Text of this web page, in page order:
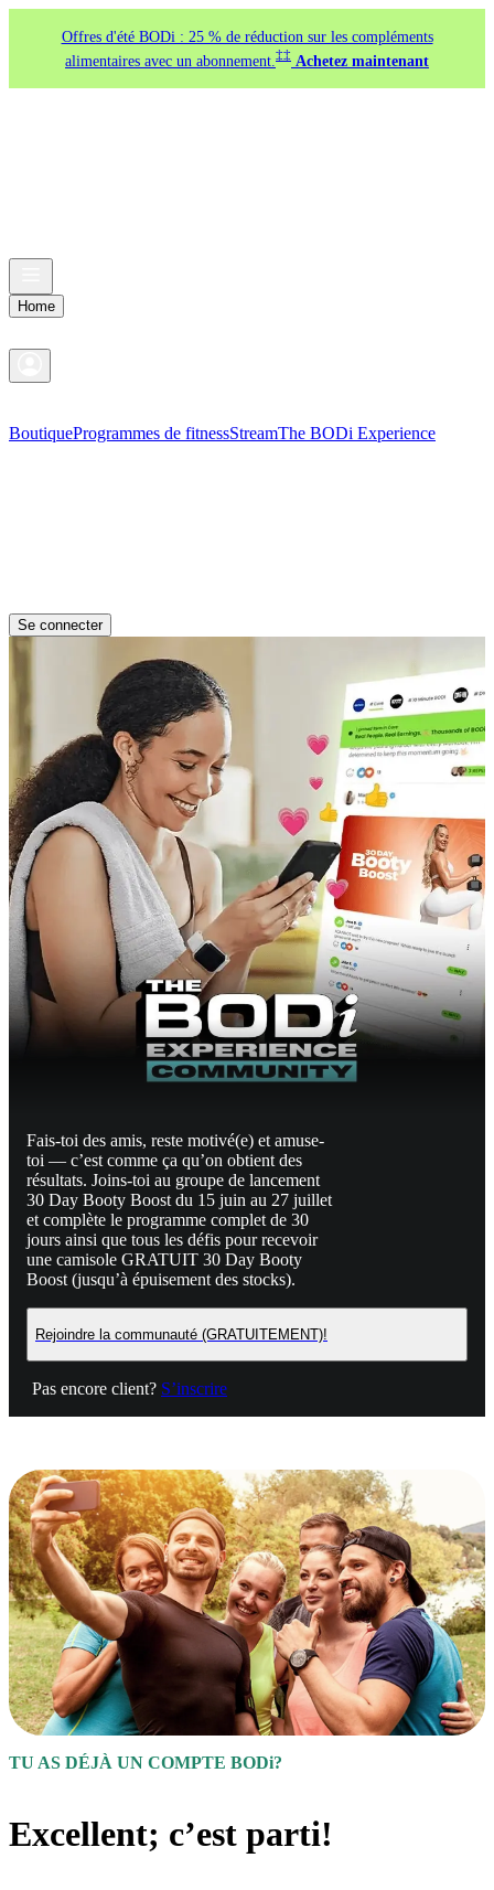
Offres d'été BODi : 25 % de réduction sur les compléments
alimentaires avec un abonnement.‡‡ Achetez maintenant
Home
BoutiqueProgrammes de fitnessStreamThe BODi Experience
Se connecter
Fais-toi des amis, reste motivé(e) et amuse-
toi — c’est comme ça qu’on obtient des
résultats. Joins-toi au groupe de lancement
30 Day Booty Boost du 15 juin au 27 juillet
et complète le programme complet de 30
jours ainsi que tous les défis pour recevoir
une camisole GRATUIT 30 Day Booty
Boost (jusqu’à épuisement des stocks).
Rejoindre la communauté (GRATUITEMENT)!
Pas encore client? S’inscrire
TU AS DÉJÀ UN COMPTE BODi?
Excellent; c’est parti!